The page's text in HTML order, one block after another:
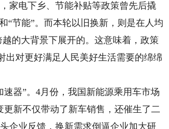
电下乡、节能补贴等政策曾先后撬
“节能”。而本轮以旧换新，则是在人均
的大背景下展开的。这意味着，政策
出对更好满足人民美好生活需要的绵绵
器”。4月份，我国新能源乘用车市场
新不仅带动了新车销售，还催生了二
企业反馈，换新需求倒逼企业加大研